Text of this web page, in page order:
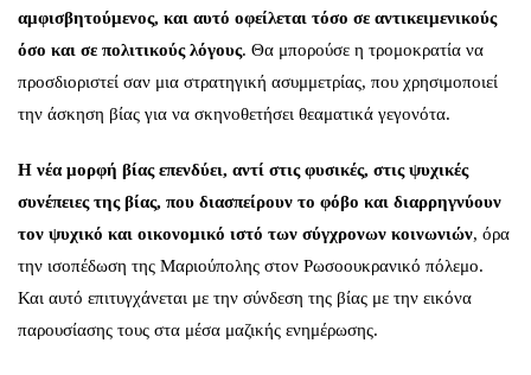
αμφισβητούμενος, και αυτό οφείλεται τόσο σε αντικειμενικούς
όσο και σε πολιτικούς λόγους. Θα μπορούσε η τρομοκρατία να
προσδιοριστεί σαν μια στρατηγική ασυμμετρίας, που χρησιμοποιεί
την άσκηση βίας για να σκηνοθετήσει θεαματικά γεγονότα.
Η νέα μορφή βίας επενδύει, αντί στις φυσικές, στις ψυχικές
συνέπειες της βίας, που διασπείρουν το φόβο και διαρρηγνύουν
τον ψυχικό και οικονομικό ιστό των σύγχρονων κοινωνιών, όρα
την ισοπέδωση της Μαριούπολης στον Ρωσοουκρανικό πόλεμο.
Και αυτό επιτυγχάνεται με την σύνδεση της βίας με την εικόνα
παρουσίασης τους στα μέσα μαζικής ενημέρωσης.